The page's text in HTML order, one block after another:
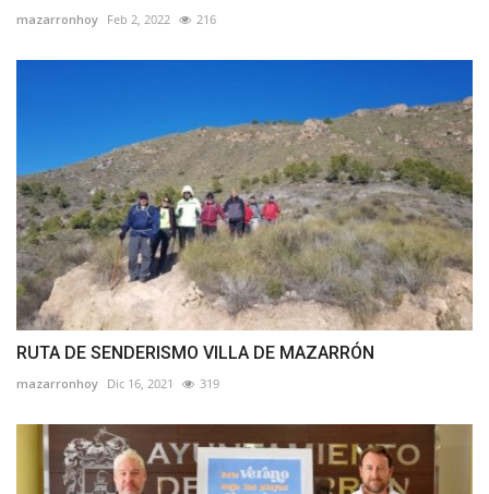
mazarronhoy Feb 2, 2022 216
RUTA DE SENDERISMO VILLA DE MAZARRÓN
mazarronhoy Dic 16, 2021 319